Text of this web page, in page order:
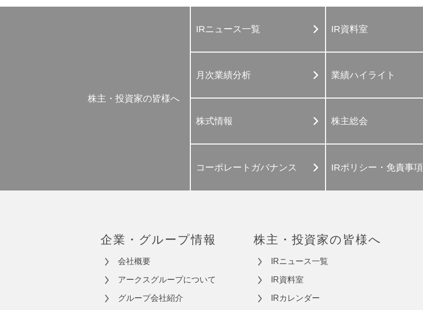
株主・投資家の皆様へ
IRニュース一覧 IR資料室
月次業績分析 業績ハイライト
株式情報 株主総会
コーポレートガバナンス IRポリシー・免責事項
企業・グループ情報
会社概要
アークスグループについて
グループ会社紹介
株主・投資家の皆様へ
IRニュース一覧
IR資料室
IRカレンダー